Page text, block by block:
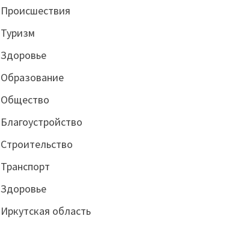
Происшествия
Туризм
Здоровье
Образование
Общество
Благоустройство
Строительство
Транспорт
Здоровье
Иркутская область